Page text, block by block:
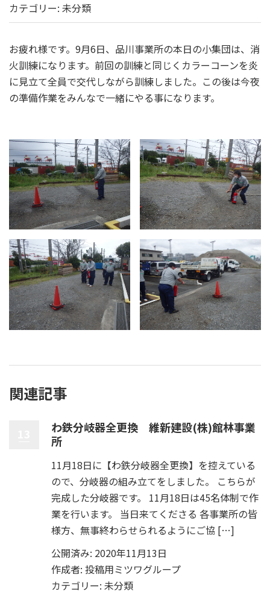
カテゴリー: 未分類
お疲れ様です。9月6日、品川事業所の本日の小集団は、消
火訓練になります。前回の訓練と同じくカラーコーンを炎
に見立て全員で交代しながら訓練しました。この後は今夜
の準備作業をみんなで一緒にやる事になります。
関連記事
わ鉄分岐器全更換 維新建設(株)館林事業
所
11月18日に【わ鉄分岐器全更換】を控えている
ので、分岐器の組み立てをしました。 こちらが
完成した分岐器です。 11月18日は45名体制で作
業を行います。 当日来てくださる 各事業所の皆
様方、無事終わらせられるようにご協 […]
公開済み: 2020年11月13日
作成者: 投稿用ミツワグループ
カテゴリー: 未分類